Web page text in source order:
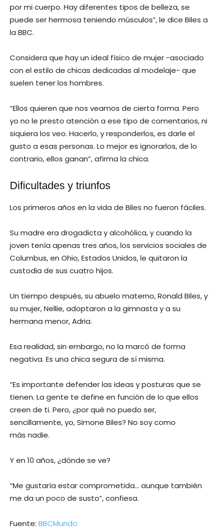
por mi cuerpo. Hay diferentes tipos de belleza, se
puede ser hermosa teniendo músculos”, le dice Biles a
la BBC.
Considera que hay un ideal físico de mujer -asociado
con el estilo de chicas dedicadas al modelaje- que
suelen tener los hombres.
“Ellos quieren que nos veamos de cierta forma. Pero
yo no le presto atención a ese tipo de comentarios, ni
siquiera los veo. Hacerlo, y responderlos, es darle el
gusto a esas personas. Lo mejor es ignorarlos, de lo
contrario, ellos ganan”, afirma la chica.
Dificultades y triunfos
Los primeros años en la vida de Biles no fueron fáciles.
Su madre era drogadicta y alcohólica, y cuando la
joven tenía apenas tres años, los servicios sociales de
Columbus, en Ohio, Estados Unidos, le quitaron la
custodia de sus cuatro hijos.
Un tiempo después, su abuelo materno, Ronald Biles, y
su mujer, Nellie, adoptaron a la gimnasta y a su
hermana menor, Adria.
Esa realidad, sin embargo, no la marcó de forma
negativa. Es una chica segura de sí misma.
“Es importante defender las ideas y posturas que se
tienen. La gente te define en función de lo que ellos
creen de ti. Pero, ¿por qué no puedo ser,
sencillamente, yo, Simone Biles? No soy como
más nadie.
Y en 10 años, ¿dónde se ve?
“Me gustaría estar comprometida… aunque también
me da un poco de susto”, confiesa.
Fuente: BBCMundo